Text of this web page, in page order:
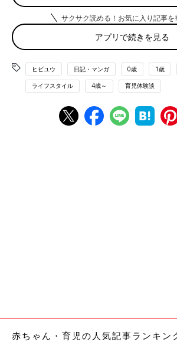
サクサク読める！お気に入り記事を
アプリで続きを見る
ヒビユウ 日記・マンガ 0歳 1歳
ライフスタイル 4歳～ 育児体験談
赤ちゃん・育児の人気記事ランキン